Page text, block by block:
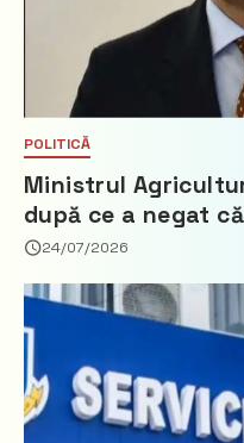
POLITICĂ
Ministrul
după ce a negat
Partidul Democrat
24/07/2026